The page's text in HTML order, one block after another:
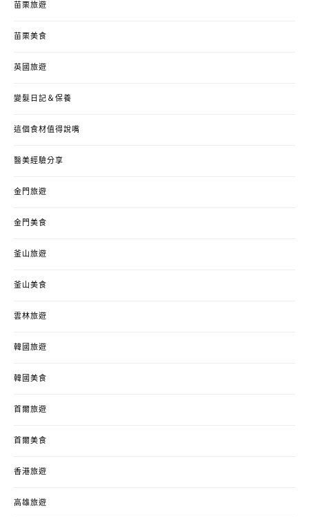
苗栗旅遊
苗栗美食
英國旅遊
變髮日記＆保養
這個食材值得說嘴
醫美經驗分享
金門旅遊
金門美食
釜山旅遊
釜山美食
雲林旅遊
韓國旅遊
韓國美食
首爾旅遊
首爾美食
香港旅遊
高雄旅遊